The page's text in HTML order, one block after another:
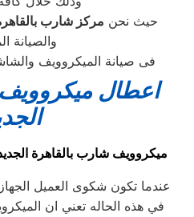
حيث نحن مركز شارب
والصيانة
فى صيانة الميكروويف
اعطال ميكروويف
ميكروويف شارب بالقاهرة
عندما تكون شكوى العميل
في هذه الحاله تعني ان